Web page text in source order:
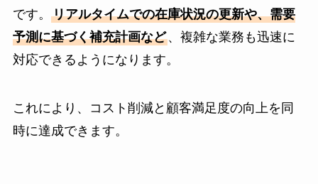
です。 リアルタイムでの在庫状況の更新や、需要
予測に基づく補充計画など、複雑な業務も迅速に
対応できるようになります。
これにより、コスト削減と顧客満足度の向上を同
時に達成できます。